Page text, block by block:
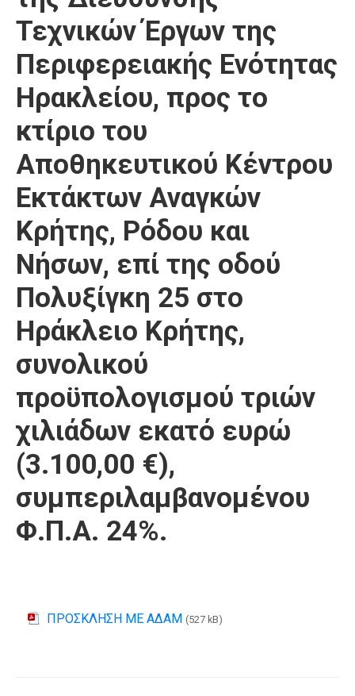
Τεχνικών Έργων της
Περιφερειακής Ενότητας
Ηρακλείου, προς το
κτίριο του
Αποθηκευτικού Κέντρου
Εκτάκτων Αναγκών
Κρήτης, Ρόδου και
Νήσων, επί της οδού
Πολυξίγκη 25 στο
Ηράκλειο Κρήτης,
συνολικού
προϋπολογισμού τριών
χιλιάδων εκατό ευρώ
(3.100,00 €),
συμπεριλαμβανομένου
Φ.Π.Α. 24%.
ΠΡΟΣΚΛΗΣΗ ΜΕ ΑΔΑΜ (527 kB)